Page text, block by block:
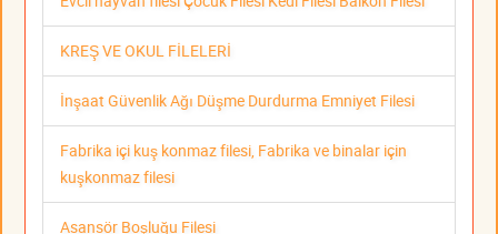
KREŞ VE OKUL FİLELERİ
İnşaat Güvenlik Ağı Düşme Durdurma Emniyet Filesi
Fabrika içi kuş konmaz filesi, Fabrika ve binalar için
kuşkonmaz filesi
Asansör Boşluğu Filesi